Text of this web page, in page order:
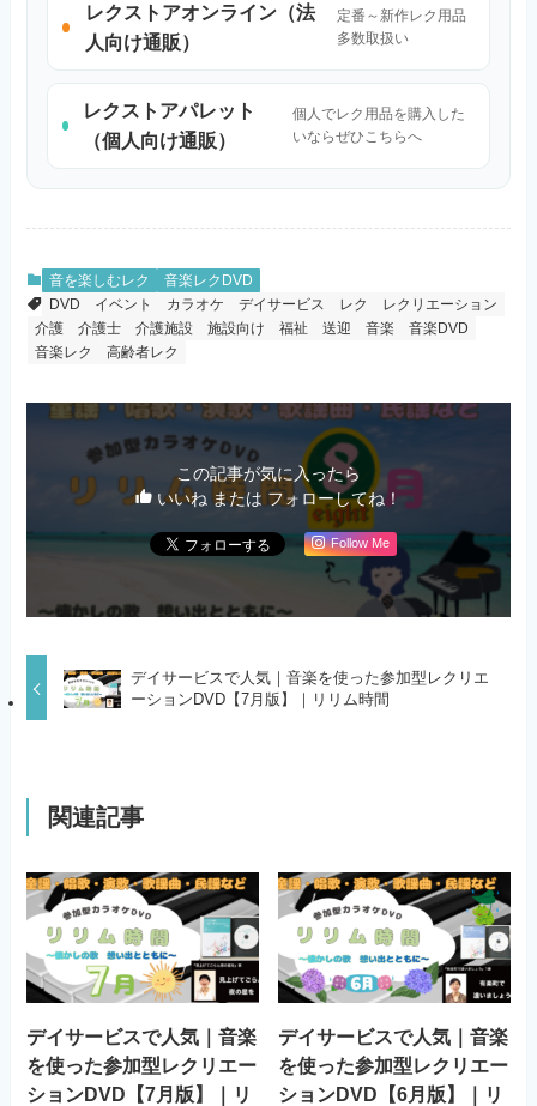
レクストアオンライン（法
人向け通販）
定番～新作レク用品
多数取扱い
レクストアパレット
（個人向け通販）
個人でレク用品を購入した
いならぜひこちらへ
音を楽しむレク
音楽レクDVD
DVD
イベント カラオケ デイサービス レク
レクリエーション
介護
介護士 介護施設 施設向け 福祉 送迎 音楽
音楽DVD
音楽レク
高齢者レク
この記事が気に入ったら
いいね または フォローしてね！
Follow Me
デイサービスで人気｜音楽を使った参加型レクリエ
ーションDVD【7月版】｜リリム時間
関連記事
デイサービスで人気｜音楽
を使った参加型レクリエー
ションDVD【7月版】｜リ
デイサービスで人気｜音楽
を使った参加型レクリエー
ションDVD【6月版】｜リ